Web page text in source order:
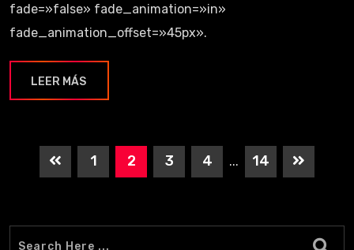
fade=»false» fade_animation=»in»
fade_animation_offset=»45px».
LEER MÁS
1 2 3 4 ... 14